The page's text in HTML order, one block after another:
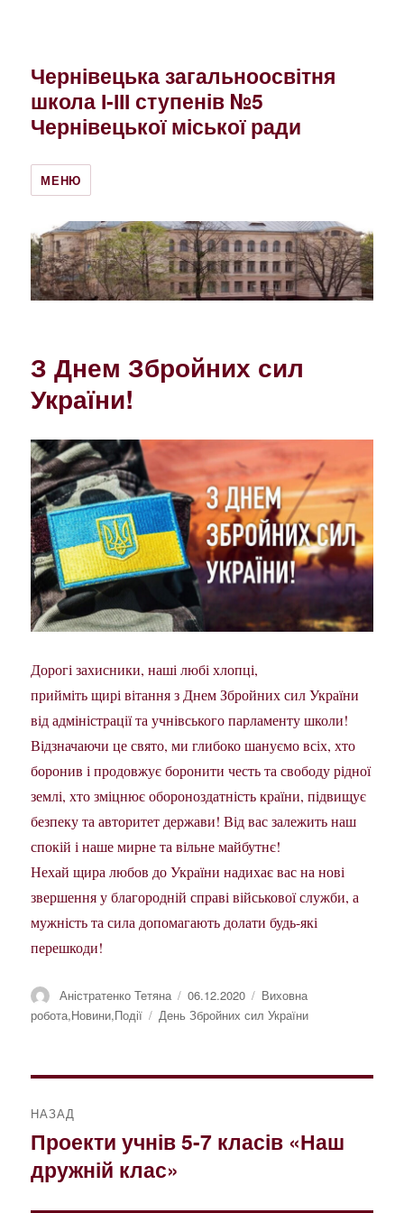
Чернівецька загальноосвітня
школа І-ІІІ ступенів №5
Чернівецької міської ради
МЕНЮ
З Днем Збройних сил
України!
Дорогі захисники, наші любі хлопці,
прийміть щирі вітання з Днем Збройних сил України
від адміністрації та учнівського парламенту школи!
Відзначаючи це свято, ми глибоко шануємо всіх, хто
боронив і продовжує боронити честь та свободу рідної
землі, хто зміцнює обороноздатність країни, підвищує
безпеку та авторитет держави! Від вас залежить наш
спокій і наше мирне та вільне майбутнє!
Нехай щира любов до України надихає вас на нові
звершення у благородній справі військової служби, а
мужність та сила допомагають долати будь-які
перешкоди!
Автор
Аністратенко Тетяна Оприлюднено
06.12.2020 Категорії
Виховна
робота,Новини,Події Позначки
День Збройних сил України
записів
НАЗАД
Попередній
запис:
Проекти учнів 5-7 класів «Наш
дружній клас»